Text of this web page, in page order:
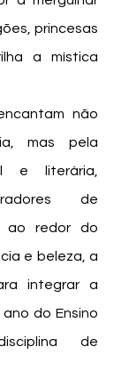
princesas
a mística
mas pela
e literária,
de
ao redor do
e beleza, a
integrar a
do Ensino